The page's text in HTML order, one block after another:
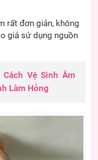
rất đơn giản, không
giả sử dụng nguồn
Cách Vệ Sinh Âm
Làm Hỏng